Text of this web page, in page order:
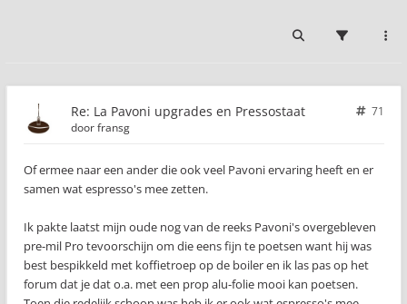
Re: La Pavoni upgrades en Pressostaat
71
doorfransg
Of ermee naar een ander die ook veel Pavoni ervaring heeft en er
samen wat espresso's mee zetten.
Ik pakte laatst mijn oude nog van de reeks Pavoni's overgebleven
pre-mil Pro tevoorschijn om die eens fijn te poetsen want hij was
best bespikkeld met koffietroep op de boiler en ik las pas op het
forum dat je dat o.a. met een prop alu-folie mooi kan poetsen.